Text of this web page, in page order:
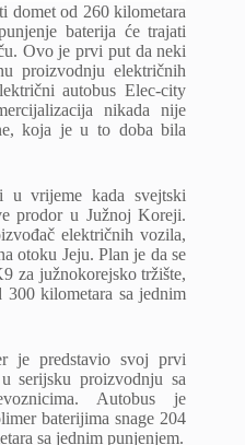
domet od 260 kilometara
baterija će trajati
Ovo je prvi put da neki
proizvodnju električnih
autobus Elec-city
nikada nije
koja je u to doba bila
u vrijeme kada svejtski
prodor u Južnoj Koreji.
električnih vozila,
otoku Jeju. Plan je da se
za južnokorejsko tržište,
kilometara sa jednim
je predstavio svoj prvi
serijsku proizvodnju sa
Autobus je
baterijima snage 204
sa jednim punjenjem.